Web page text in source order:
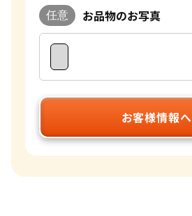
任意 お品物のお写真
お客様情報へ